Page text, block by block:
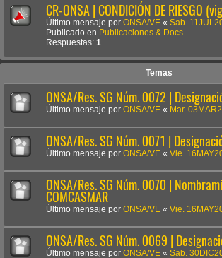
CR-ONSA | CONDICIÓN DE RIESGO
Último mensaje por ONSA/VE « Sab.
Publicado en Publicaciones & Docs.
Respuestas: 1
Temas
ONSA/Res. SG Núm. 0072 |
Último mensaje por ONSA/VE « Mar.
ONSA/Res. SG Núm. 0071 |
Último mensaje por ONSA/VE « Vie.
ONSA/Res. SG Núm. 0070 |
COMCASMAR
Último mensaje por ONSA/VE « Vie.
ONSA/Res. SG Núm. 0069 |
Último mensaje por ONSA/VE « Sab.